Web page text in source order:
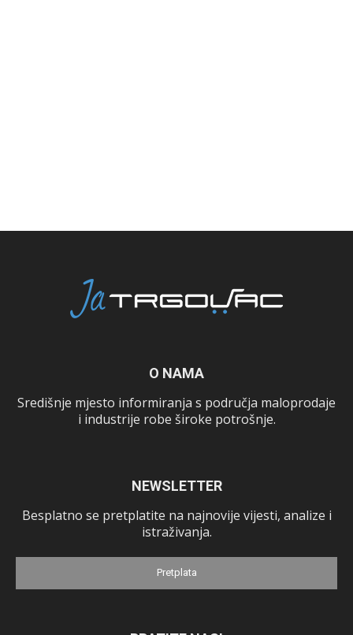
O NAMA
Središnje mjesto informiranja s područja maloprodaje
i industrije robe široke potrošnje.
NEWSLETTER
Besplatno se pretplatite na najnovije vijesti, analize i
istraživanja.
Pretplata